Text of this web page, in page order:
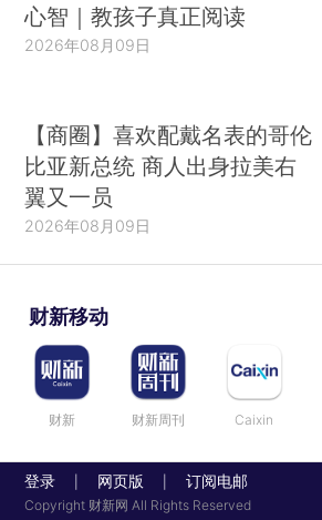
心智｜教孩子真正阅读
2026年08月09日
【商圈】喜欢配戴名表的哥伦
比亚新总统 商人出身拉美右
翼又一员
2026年08月09日
财新移动
财新 财新周刊 Caixin
登录 网页版 订阅电邮
Copyright 财新网 All Rights Reserved